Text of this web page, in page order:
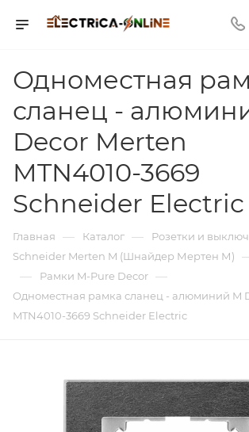
Одноместная
сланец -
Decor Merten
MTN4010-3669
Schneider Electric
Главная — Каталог — Розетки и
Schneider Merten M (Шнайдер Мертен М)
— Рамки M-Pure Decor —
Одноместная рамка сланец - алюминий M
MTN4010-3669 Schneider Electric